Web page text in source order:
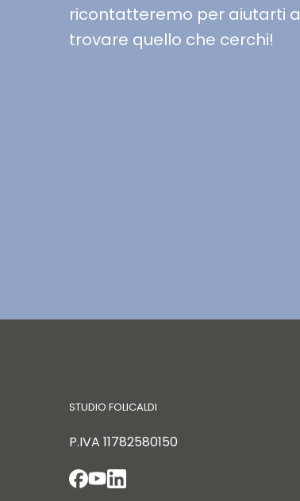
ricontatteremo per aiutarti a
trovare quello che cerchi!
STUDIO FOLICALDI
P.IVA 11782580150